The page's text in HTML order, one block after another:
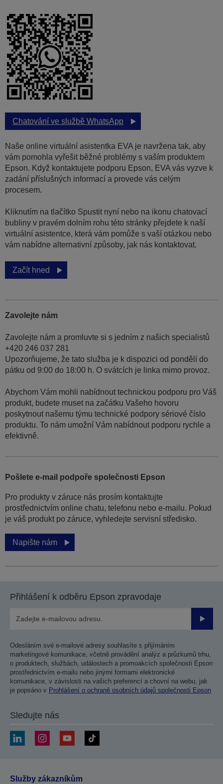
Chatování ve službě WhatsApp
Naše online virtuální asistentka EVA je navržena tak, aby
vám pomohla vyřešit běžné problémy s vaším produktem
Epson. Když kontaktujete podporu Epson, EVA vás vyzve k
zadání příslušných informací a provede vás celým
procesem.
Kliknutím na tlačítko Spustit nyní nebo na ikonu chatovací
bubliny v pravém dolním rohu této stránky přejdete k naší
virtuální asistentce, která vám pomůže s vaší otázkou nebo
vám nabídne alternativní způsoby, jak nás kontaktovat.
Začít hned
Zavolejte nám
Zavolejte nám a promluvte si s jedním z našich specialistů
+420 246 037 281
Upozorňujeme, že tato služba je k dispozici od pondělí do
pátku od 9:00 do 18:00 h. O svátcích je linka mimo provoz.
Abychom Vám mohli nabídnout technickou podporu pro Váš
produkt, budete muset na začátku Vašeho hovoru
poskytnout našemu týmu technické podpory sériové číslo
produktu. To nám umožní Vám nabídnout podporu rychle a
efektivně.
Pošlete e-mail podpoře společnosti Epson
Pro produkty v záruce nás prosím kontaktujte
prostřednictvím online chatu, telefonu nebo e-mailu. Pokud
je váš produkt po záruce, vyhledejte servisní středisko.
Napište nám
Přihlášení k odběru Epson zpravodaje
Odesláním své e-mailové adresy souhlasíte s přijímáním
marketingové komunikace, včetně provádění analýz a průzkumů trhu,
o produktech, službách, událostech a promoakcích společnosti Epson
prostřednictvím e-mailu nebo jinými formami elektronické
komunikace, v závislosti na vašich preferencí a chovní na webu, jak
je popsáno v Prohlášení o ochraně osobních údajů společnosti Epson
Sledujte nás
Služby zákazníkům